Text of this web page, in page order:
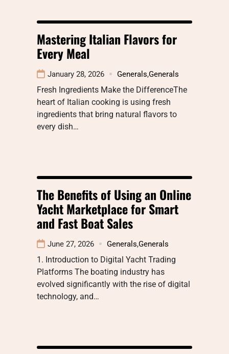
Mastering Italian Flavors for
Every Meal
January 28, 2026 Generals,Generals
Fresh Ingredients Make the DifferenceThe
heart of Italian cooking is using fresh
ingredients that bring natural flavors to
every dish…
The Benefits of Using an Online
Yacht Marketplace for Smart
and Fast Boat Sales
June 27, 2026 Generals,Generals
1. Introduction to Digital Yacht Trading
Platforms The boating industry has
evolved significantly with the rise of digital
technology, and…